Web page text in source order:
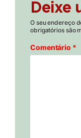
Deixe
O seu endereço
obrigatórios são
Comentário *